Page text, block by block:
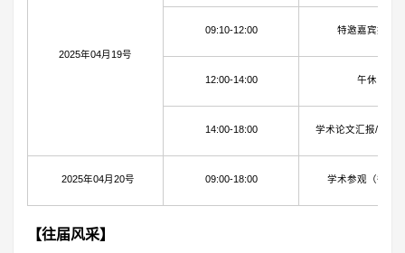
2025年04月19号
09:10-12:00 特邀嘉宾报告
12:00-14:00 午休
14:00-18:00 学术论文汇报/海报
2025年04月20号 09:00-18:00 学术参观（待定
【往届风采】